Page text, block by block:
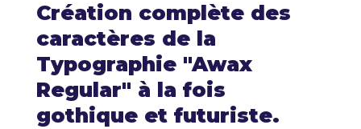
Création complète des
caractères de la
Typographie "Awax
Regular" à la fois
gothique et futuriste.